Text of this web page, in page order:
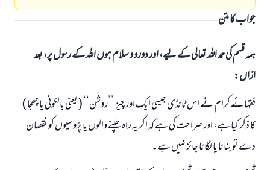
جواب کا متن
ہمہ قسم کی حمد اللہ تعالی کے لیے، اور دورو و سلام ہوں اللہ کے رسول پر، بعد
ازاں:
فقہائے کرام نے اس ٹانڈی جیسی ایک اور چیز ’’روشَن‘‘ (یعنی بالکونی یا چھجا)
کا ذکر کیا ہے، اور صراحت کی ہے کہ اگر یہ راہ چلنے والوں یا پڑوسیوں کو نقصان
دے تو بنانا یا لگانا جائز نہیں ہے۔